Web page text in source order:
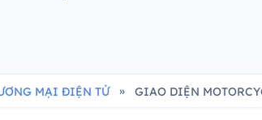
MẠI ĐIỆN TỬ » GIAO DIỆN